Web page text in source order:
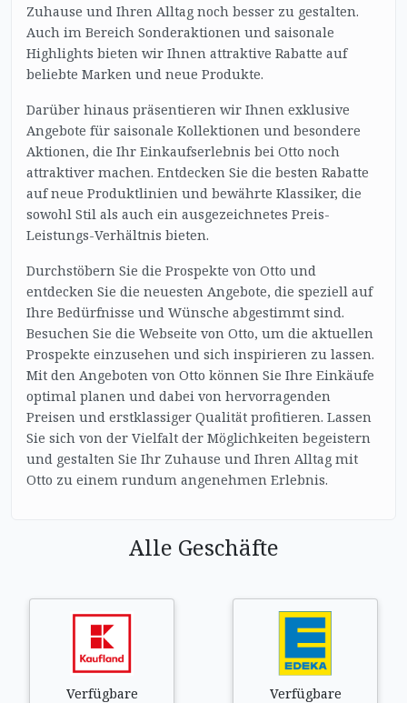
Zuhause und Ihren Alltag noch besser zu gestalten.
Auch im Bereich Sonderaktionen und saisonale
Highlights bieten wir Ihnen attraktive Rabatte auf
beliebte Marken und neue Produkte.
Darüber hinaus präsentieren wir Ihnen exklusive
Angebote für saisonale Kollektionen und besondere
Aktionen, die Ihr Einkaufserlebnis bei Otto noch
attraktiver machen. Entdecken Sie die besten Rabatte
auf neue Produktlinien und bewährte Klassiker, die
sowohl Stil als auch ein ausgezeichnetes Preis-
Leistungs-Verhältnis bieten.
Durchstöbern Sie die Prospekte von Otto und
entdecken Sie die neuesten Angebote, die speziell auf
Ihre Bedürfnisse und Wünsche abgestimmt sind.
Besuchen Sie die Webseite von Otto, um die aktuellen
Prospekte einzusehen und sich inspirieren zu lassen.
Mit den Angeboten von Otto können Sie Ihre Einkäufe
optimal planen und dabei von hervorragenden
Preisen und erstklassiger Qualität profitieren. Lassen
Sie sich von der Vielfalt der Möglichkeiten begeistern
und gestalten Sie Ihr Zuhause und Ihren Alltag mit
Otto zu einem rundum angenehmen Erlebnis.
Alle Geschäfte
Verfügbare
Verfügbare